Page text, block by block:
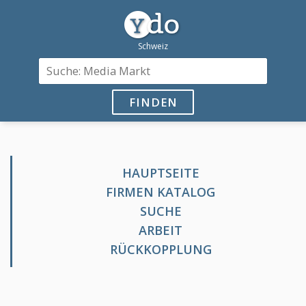
FINDEN
HAUPTSEITE
FIRMEN KATALOG
SUCHE
ARBEIT
RÜCKKOPPLUNG